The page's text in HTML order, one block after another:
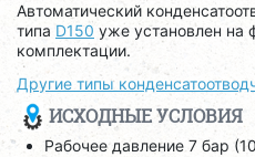
Автоматический
типа D150 уже установлен на
комплектации.
Другие типы
ИСХОДНЫЕ УСЛОВИЯ
Рабочее давление 7 бар